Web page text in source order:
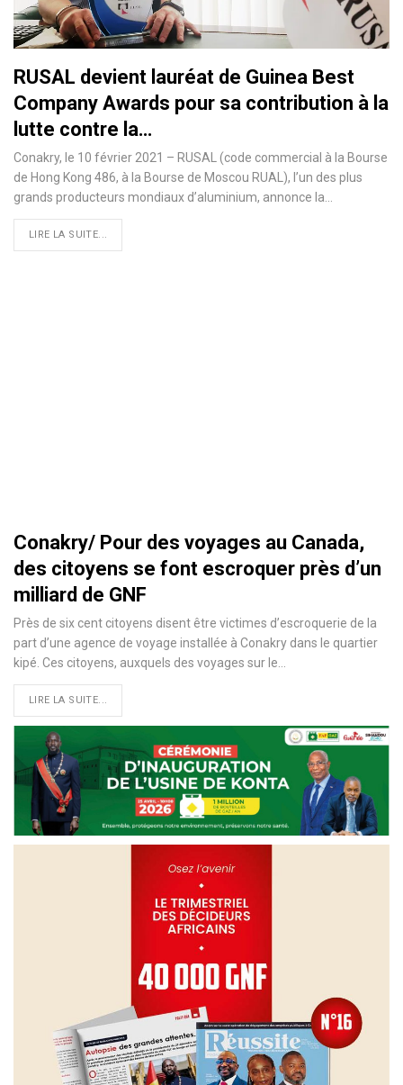
RUSAL devient lauréat de Guinea Best
Company Awards pour sa contribution à la
lutte contre la…
Conakry, le 10 février 2021 – RUSAL (code commercial à la Bourse
de Hong Kong 486, à la Bourse de Moscou RUAL), l’un des plus
grands producteurs mondiaux d’aluminium, annonce la
LIRE LA SUITE...
Conakry/ Pour des voyages au Canada,
des citoyens se font escroquer près d’un
milliard de GNF
Près de six cent citoyens disent être victimes d’escroquerie de la
part d’une agence de voyage installée à Conakry dans le quartier
kipé. Ces citoyens, auxquels des voyages sur le…
LIRE LA SUITE...